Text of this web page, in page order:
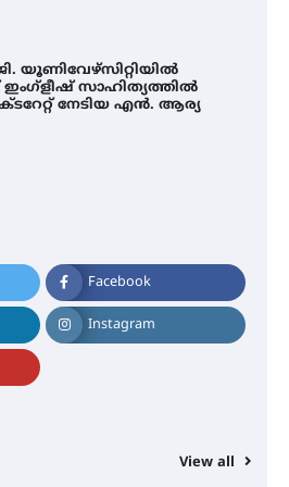
യൂണിവേഴ്‌സിറ്റിയിൽ
ഇംഗ്ളീഷ് സാഹിത്യത്തിൽ
നേടിയ എൻ. ആര്യ
Facebook
Instagram
View all
കാറ്റിന് സാധ്യത –
12 വരെ മഴ തുടരും,
ജില്ലയിൽ മഞ്ഞ അലർട്ട്
മഴ തുടരുന്നു – തൃശൂർ